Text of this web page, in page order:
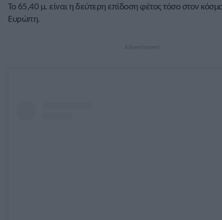
Το 65,40 μ. είναι η δεύτερη επίδοση φέτος τόσο στον
Ευρώπη.